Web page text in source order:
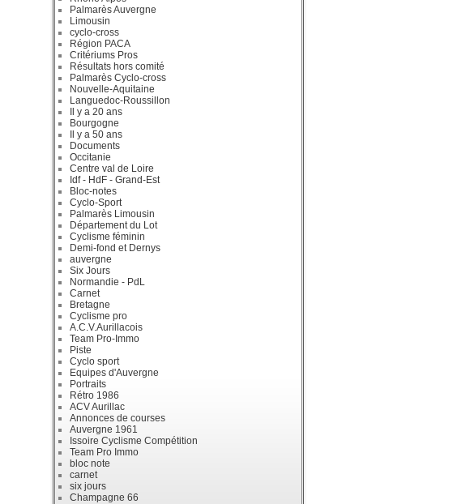
Palmarès Auvergne
Limousin
cyclo-cross
Région PACA
Critériums Pros
Résultats hors comité
Palmarès Cyclo-cross
Nouvelle-Aquitaine
Languedoc-Roussillon
Il y a 20 ans
Bourgogne
Il y a 50 ans
Documents
Occitanie
Centre val de Loire
Idf - HdF - Grand-Est
Bloc-notes
Cyclo-Sport
Palmarès Limousin
Département du Lot
Cyclisme féminin
Demi-fond et Dernys
auvergne
Six Jours
Normandie - PdL
Carnet
Bretagne
Cyclisme pro
A.C.V.Aurillacois
Team Pro-Immo
Piste
Cyclo sport
Equipes d'Auvergne
Portraits
Rétro 1986
ACV Aurillac
Annonces de courses
Auvergne 1961
Issoire Cyclisme Compétition
Team Pro Immo
bloc note
carnet
six jours
Champagne 66